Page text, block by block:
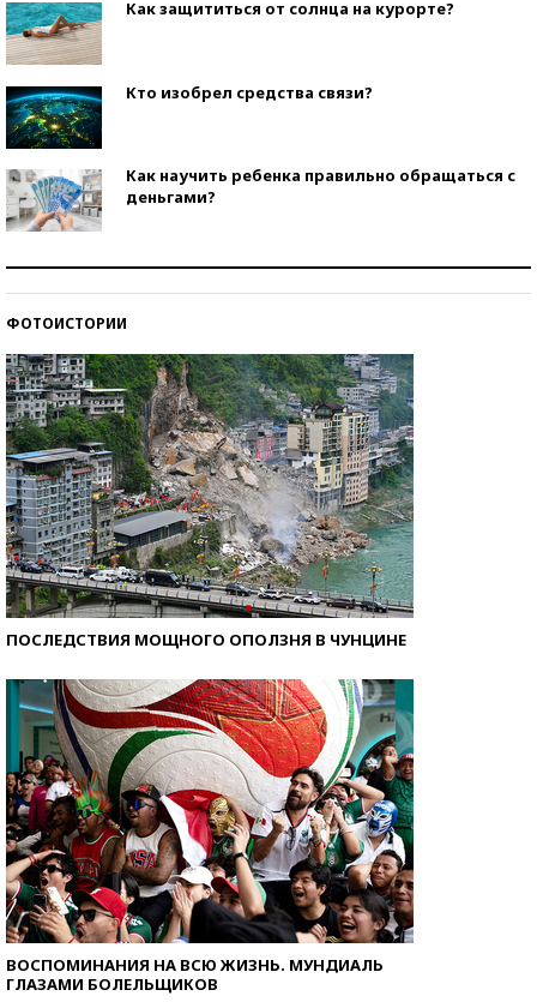
Как защититься от солнца на курорте?
Кто изобрел средства связи?
Как научить ребенка правильно обращаться с
деньгами?
ФОТОИСТОРИИ
ПОСЛЕДСТВИЯ МОЩНОГО ОПОЛЗНЯ В ЧУНЦИНЕ
ВОСПОМИНАНИЯ НА ВСЮ ЖИЗНЬ. МУНДИАЛЬ
ГЛАЗАМИ БОЛЕЛЬЩИКОВ